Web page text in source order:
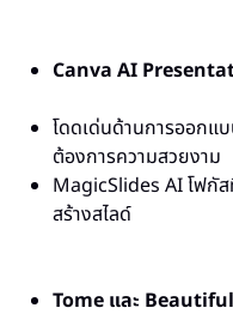
Canva AI
โดดเด่นด้านการออกแ
ต้องการความสวยงาม
MagicSlides AI โฟกัส
สร้างสไลด์
Tome และ